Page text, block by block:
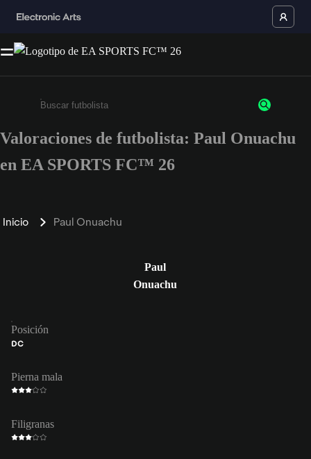
Escribe un mínimo de 3 caracteres o números.
Valoraciones de futbolista: Paul Onuachu
en EA SPORTS FC™ 26
Inicio Paul Onuachu
Paul
Onuachu
Posición
DC
Pierna mala
Filigranas